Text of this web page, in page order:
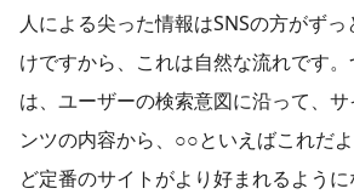
人による尖った情報はSNSの方がず
けですから、これは自然な流れです
は、ユーザーの検索意図に沿って、
ンツの内容から、○○といえばこれだ
ど定番のサイトがより好まれるように